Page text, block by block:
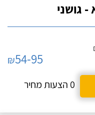
גושני
₪54-95
0 הצעות מחיר